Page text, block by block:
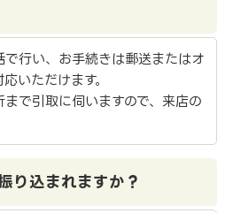
で行い、お手続きは郵送またはオ
いただけます。
で引取に伺いますので、来店の
り込まれますか？